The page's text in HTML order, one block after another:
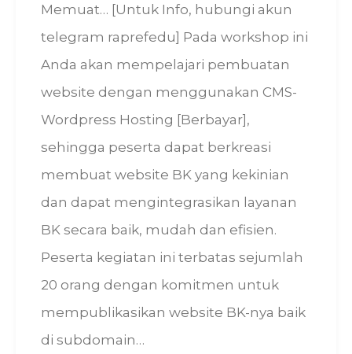
Memuat… [Untuk Info, hubungi akun
telegram raprefedu] Pada workshop ini
Anda akan mempelajari pembuatan
website dengan menggunakan CMS-
Wordpress Hosting [Berbayar],
sehingga peserta dapat berkreasi
membuat website BK yang kekinian
dan dapat mengintegrasikan layanan
BK secara baik, mudah dan efisien.
Peserta kegiatan ini terbatas sejumlah
20 orang dengan komitmen untuk
mempublikasikan website BK-nya baik
di subdomain…